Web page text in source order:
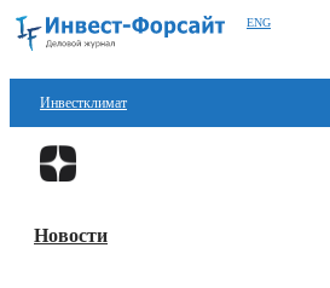
ENG
Инвестклимат
Финансы
Блокчейн
Новости